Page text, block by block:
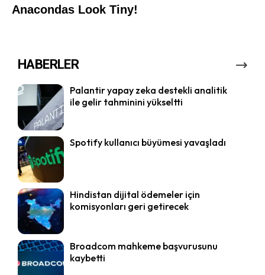
HABERLER
Palantir yapay zeka destekli analitik
ile gelir tahminini yükseltti
Spotify kullanıcı büyümesi yavaşladı
Hindistan dijital ödemeler için
komisyonları geri getirecek
Broadcom mahkeme başvurusunu
kaybetti